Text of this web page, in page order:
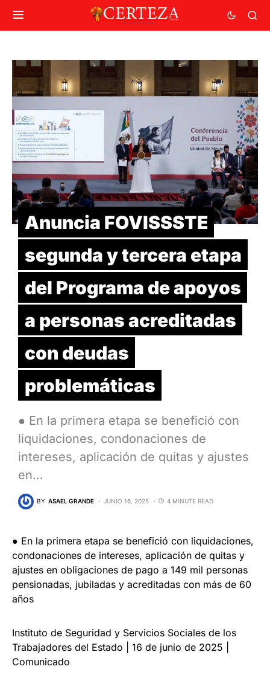
Anuncia FOVISSSTE
segunda y tercera etapa
del Programa de apoyos
a personas acreditadas
con deudas
problemáticas
● En la primera etapa se benefició con
liquidaciones, condonaciones de
intereses, aplicación de quitas y ajustes
en…
BY ASAEL GRANDE JUNIO 16, 2025 4 MINUTE READ
● En la primera etapa se benefició con liquidaciones,
condonaciones de intereses, aplicación de quitas y
ajustes en obligaciones de pago a 149 mil personas
pensionadas, jubiladas y acreditadas con más de 60
años
Instituto de Seguridad y Servicios Sociales de los
Trabajadores del Estado | 16 de junio de 2025 |
Comunicado